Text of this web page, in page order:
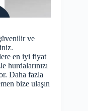
ve
en iyi fiyat
hurdalarınızı
Daha fazla
bize ulaşın